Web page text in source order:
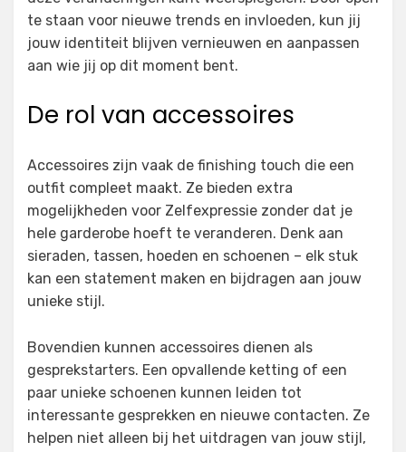
te staan voor nieuwe trends en invloeden, kun jij
jouw identiteit blijven vernieuwen en aanpassen
aan wie jij op dit moment bent.
De rol van accessoires
Accessoires zijn vaak de finishing touch die een
outfit compleet maakt. Ze bieden extra
mogelijkheden voor Zelfexpressie zonder dat je
hele garderobe hoeft te veranderen. Denk aan
sieraden, tassen, hoeden en schoenen – elk stuk
kan een statement maken en bijdragen aan jouw
unieke stijl.
Bovendien kunnen accessoires dienen als
gesprekstarters. Een opvallende ketting of een
paar unieke schoenen kunnen leiden tot
interessante gesprekken en nieuwe contacten. Ze
helpen niet alleen bij het uitdragen van jouw stijl,